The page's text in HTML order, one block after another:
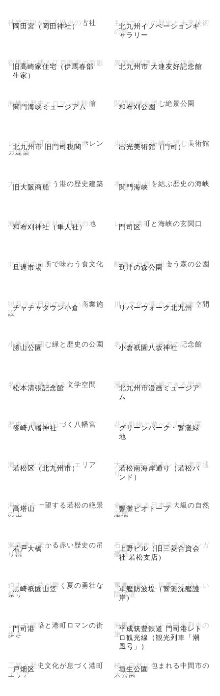
岡田宮（岡田神社）
神武伝説が残る歴史の古社
北九州イノベーションギ
ャラリー
ものづくりの歴史と未来技術
の館
旧高崎家住宅（伊馬春部
生家）
宿場町に残る江戸商家の面影 北九州市 大連友好記念館
異国情緒漂う大連の洋館
関門海峡ミュージアム
海峡の歴史とロマン体験館 和布刈公園
関門海峡を望む絶景公園
北九州市 旧門司税関
レトロ港町を象徴する赤レン
ガ建築
出光美術館（門司）
東洋美術と海峡を望む美術館
旧大阪商船
大正ロマン漂う港の歴史建築 関門海峡
本州と九州を結ぶ歴史の海峡
和布刈神社（隼人社）
海峡を守る古社と神話の地 門司区
レトロ港町と海峡の玄関口
旦過市場
北九州の台所で味わう食文化 到津の森公園
動物と自然に出会う森の公園
チャチャタウン小倉
観覧車が目印の楽しい商業施
設
リバーウォーク北九州
川と文化が融合する都市空間
勝山公園
小倉城を囲む緑と歴史の公園 小倉祇園八坂神社
名作を生んだ作家の記念館
松本清張記念館
名作の軌跡を辿る文学空間
北九州市漫画ミュージア
ム
漫画文化を体感できる聖地
篠崎八幡神社
歴史と信仰が息づく八幡宮
グリーンパーク・響灘緑
地
花と動物と遊べる広大公園
若松区（北九州市）
海と歴史が彩る港町エリア
若松南海岸通り（若松バ
ンド）
大正ロマン残るレトロ海岸通
り
高塔山
海と街を一望する若松の絶景
の山
響灘ビオトープ
命あふれる日本最大級の自然
湿地
若戸大橋
洞海湾に架かる赤い歴史の吊
り橋
上野ビル（旧三菱合資会
社 若松支店）
石炭の歴史を伝える赤レンガ
建築
黒崎祇園山笠
迫力と伝統が響く夏の勇壮な
祭り
軍艦防波堤（響灘沈艦護
岸）
軍艦が築いた世界でも珍しい
防波堤
門司港
レトロ建築と港町ロマンの街
歩き
平成筑豊鉄道 門司港レト
ロ観光線（観光列車「潮
風号」）
海風感じるレトロ観光列車の
旅
戸畑区
工業と歴史文化が息づく港町
エリア
垣生公園
桜と自然に包まれる中間市の
大公園